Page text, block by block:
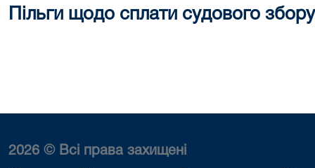
Пільги щодо сплати судового збору
2026 © Всі права захищені